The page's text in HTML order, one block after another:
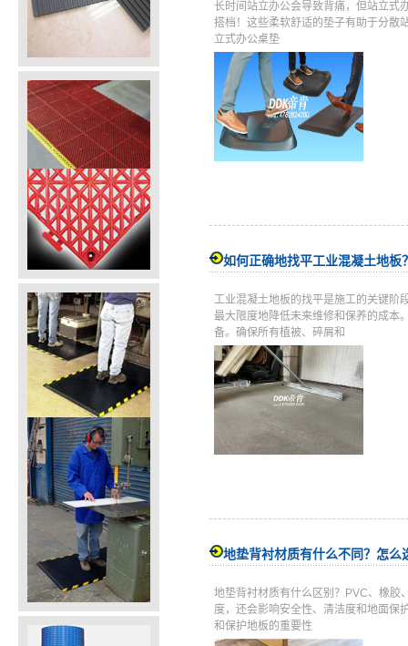
长时间站立办公会导致背痛，但站立式
搭档！这些柔软舒适的垫子有助于分散
立式办公桌垫
如何正确地找平工业混凝土地板
工业混凝土地板的找平是施工的关键阶
最大限度地降低未来维修和保养的成本
备。确保所有植被、碎屑和
地垫背衬材质有什么不同？怎么
地垫背衬材质有什么区别？PVC、橡胶
度，还会影响安全性、清洁度和地面保
和保护地板的重要性